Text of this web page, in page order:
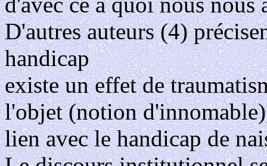
D'autres auteurs (4)
handicap
existe un effet de
l'objet (notion
lien avec le handicap de